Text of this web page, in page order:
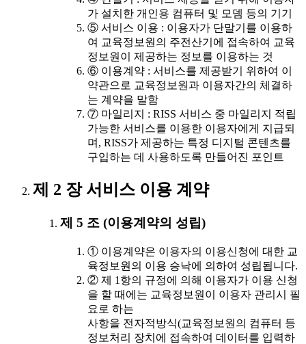
가 설치한 개인용 컴퓨터 및 모뎀 등의 기기
⑤ 서비스 이용 : 이용자가 단말기를 이용하
여 교육정보원의 주전산기에 접속하여 교육
정보원이 제공하는 정보를 이용하는 것
⑥ 이용계약 : 서비스를 제공받기 위하여 이
약관으로 교육정보원과 이용자간의 체결하
는 계약을 말함
⑦ 마일리지 : RISS 서비스 중 마일리지 적립
가능한 서비스를 이용한 이용자에게 지급되
며, RISS가 제공하는 특정 디지털 콘텐츠를
구입하는 데 사용하도록 만들어진 포인트
제 2 장 서비스 이용 계약
제 5 조 (이용계약의 성립)
① 이용계약은 이용자의 이용신청에 대한 교
육정보원의 이용 승낙에 의하여 성립됩니다.
② 제 1항의 규정에 의해 이용자가 이용 신청
을 할 때에는 교육정보원이 이용자 관리시 필
요로 하는
사항을 전자적방식(교육정보원의 컴퓨터 등
정보처리 장치에 접속하여 데이터를 입력하